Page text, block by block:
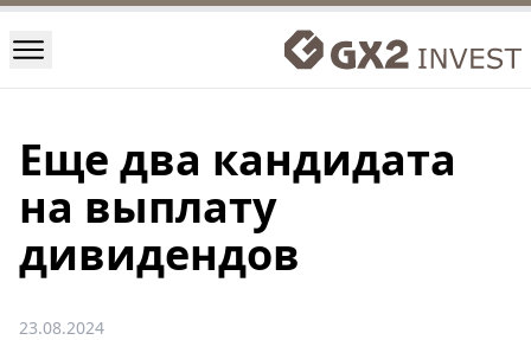
Еще два кандидата
на выплату
дивидендов
23.08.2024